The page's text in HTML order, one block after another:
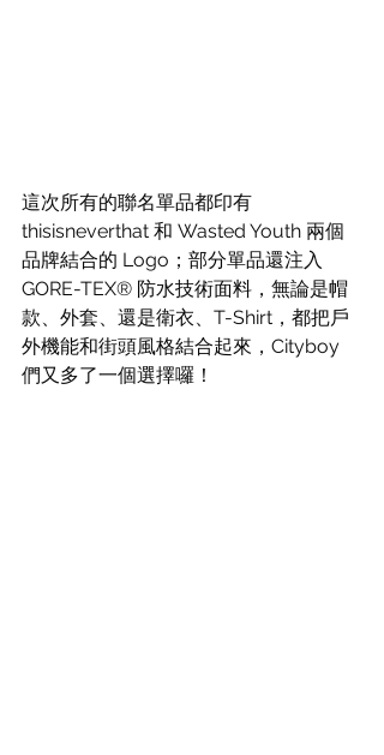
這次所有的聯名單品都印有
thisisneverthat 和 Wasted Youth 兩個
品牌結合的 Logo；部分單品還注入
GORE-TEX® 防水技術面料，無論是帽
款、外套、還是衛衣、T-Shirt，都把戶
外機能和街頭風格結合起來，Cityboy
們又多了一個選擇囉！